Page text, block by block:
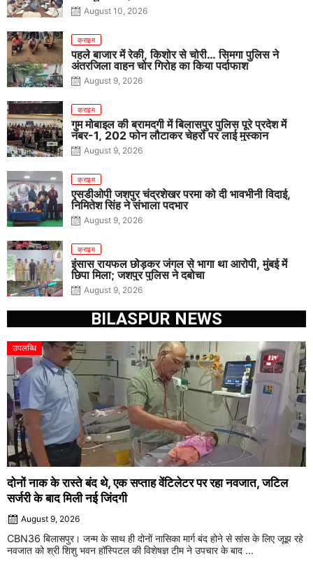
August 10, 2026
क्राइम
पहले बाजार में रेकी, किशोर से चोरी… सिमगा पुलिस ने
अंतरजिला वाहन चोर गिरोह का किया पर्दाफाश
August 9, 2026
क्राइम
गुम मोबाइल की बरामदगी में बिलासपुर पुलिस पूरे प्रदेश में
नंबर-1, 202 फोन लौटाकर चेहरों पर लाई मुस्कान
August 9, 2026
क्राइम
एसडीओपी जशपुर चंद्रशेखर परमा को दी भावभीनी विदाई,
निमितेश सिंह ने संभाला पदभार
August 9, 2026
क्राइम
इंसास रायफल छोड़कर जंगल से भागा था आरोपी, मुंबई में
छिपा मिला; जशपुर पुलिस ने दबोचा
August 9, 2026
BILASPUR NEWS
उपलब्धि
दोनों नाक के रास्ते बंद थे, एक सप्ताह वेंटिलेटर पर रहा नवजात, जटिल
सर्जरी के बाद मिली नई जिंदगी
August 9, 2026
CBN36 बिलासपुर। जन्म के साथ ही दोनों नासिका मार्ग बंद होने से सांस के लिए जूझ रहे
नवजात को श्री शिशु भवन हॉस्पिटल की विशेषज्ञ टीम ने उपचार के बाद ...